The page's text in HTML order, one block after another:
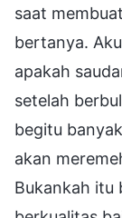
saat
bertanya.
apakah
setelah
begitu
akan
Bukankah itu